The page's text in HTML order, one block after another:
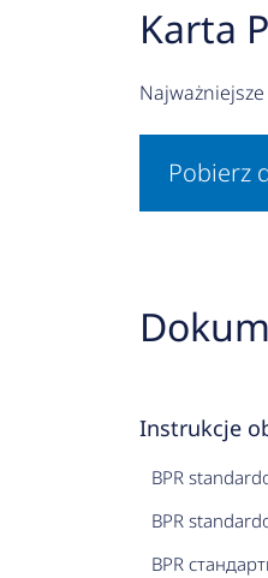
Karta
Pobierz
Instrukcje
BPR
BPR
BPR